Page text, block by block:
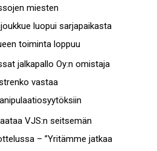
miesten
luopui sarjapaikasta
toiminta loppuu
jalkapallo Oy:n omistaja
vastaa
VJS:n seitsemän
– ”Yritämme jatkaa